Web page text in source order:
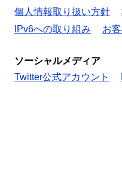
個人情報取り扱い方針
IPv6への取り組み
お
ソーシャルメディア
Twitter公式アカウント